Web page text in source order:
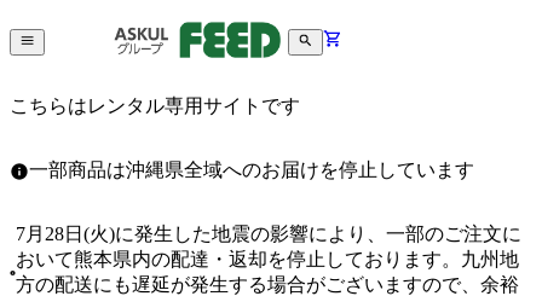
こちらはレンタル専用サイトです
一部商品は沖縄県全域へのお届けを停止しています
7月28日(火)に発生した地震の影響により、一部のご注文に
おいて熊本県内の配達・返却を停止しております。九州地
方の配送にも遅延が発生する場合がございますので、余裕